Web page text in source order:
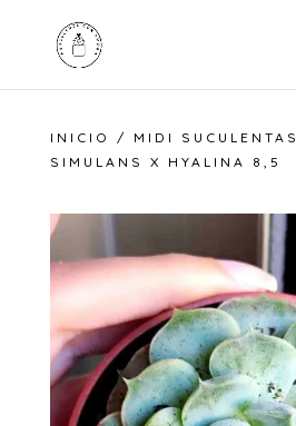
INICIO / MIDI SUCULENTAS
SIMULANS X HYALINA 8,5